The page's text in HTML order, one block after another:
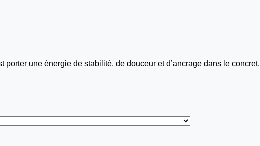
une énergie de stabilité, de douceur et d’ancrage dans le concret.